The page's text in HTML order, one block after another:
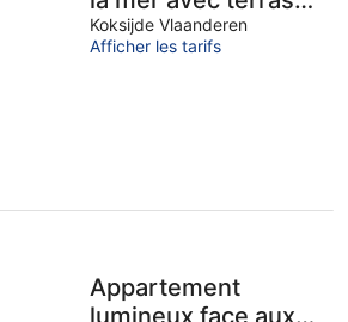
balcon , très
lumineux avec
Koksijde Vlaanderen
Afficher les tarifs
Appartement
lumineux face aux